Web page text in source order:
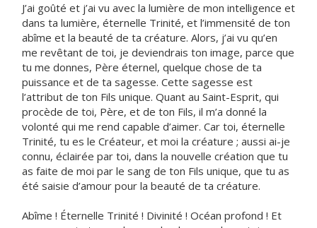
J’ai goûté et j’ai vu avec la lumière de mon intelligence et
dans ta lumière, éternelle Trinité, et l’immensité de ton
abîme et la beauté de ta créature. Alors, j’ai vu qu’en
me revêtant de toi, je deviendrais ton image, parce que
tu me donnes, Père éternel, quelque chose de ta
puissance et de ta sagesse. Cette sagesse est
l’attribut de ton Fils unique. Quant au Saint-Esprit, qui
procède de toi, Père, et de ton Fils, il m’a donné la
volonté qui me rend capable d’aimer. Car toi, éternelle
Trinité, tu es le Créateur, et moi la créature ; aussi ai-je
connu, éclairée par toi, dans la nouvelle création que tu
as faite de moi par le sang de ton Fils unique, que tu as
été saisie d’amour pour la beauté de ta créature.
Abîme ! Éternelle Trinité ! Divinité ! Océan profond ! Et